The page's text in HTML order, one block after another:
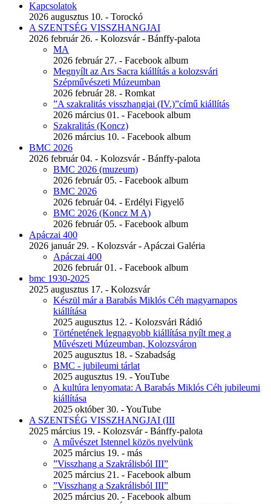
Kapcsolatok
2026 augusztus 10. - Torockó
A SZENTSÉG VISSZHANGJAI
2026 február 26. - Kolozsvár - Bánffy-palota
MA
2026 február 27. - Facebook album
Megnyílt az Ars Sacra kiállítás a kolozsvári
Szépművészeti Múzeumban
2026 február 28. - Romkat
”A szakralitás visszhangjai (IV.)”című kiállítás
2026 március 01. - Facebook album
Szakralitás (Koncz)
2026 március 10. - Facebook album
BMC 2026
2026 február 04. - Kolozsvár - Bánffy-palota
BMC 2026 (muzeum)
2026 február 05. - Facebook album
BMC 2026
2026 február 04. - Erdélyi Figyelő
BMC 2026 (Koncz M A)
2026 február 05. - Facebook album
Apáczai 400
2026 január 29. - Kolozsvár - Apáczai Galéria
Apáczai 400
2026 február 01. - Facebook album
bmc 1930-2025
2025 augusztus 17. - Kolozsvár
Készül már a Barabás Miklós Céh magyarnapos
kiállítása
2025 augusztus 12. - Kolozsvári Rádió
Történetének legnagyobb kiállítása nyílt meg a
Művészeti Múzeumban, Kolozsváron
2025 augusztus 18. - Szabadság
BMC - jubileumi tárlat
2025 augusztus 19. - YouTube
A kultúra lenyomata: A Barabás Miklós Céh jubileumi
kiállítása
2025 október 30. - YouTube
A SZENTSÉG VISSZHANGJAI (III
2025 március 19. - Kolozsvár - Bánffy-palota
A művészet Istennel közös nyelvünk
2025 március 19. - más
”Visszhang a Szakrálisból III”
2025 március 21. - Facebook album
”Visszhang a Szakrálisból III”
2025 március 20. - Facebook album